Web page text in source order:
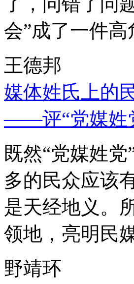
会”成了一件
王德邦
媒体姓氏上的
——评“党媒姓
既然“党媒姓
多的民众应该
是天经地义。
领地，亮明民
野靖环